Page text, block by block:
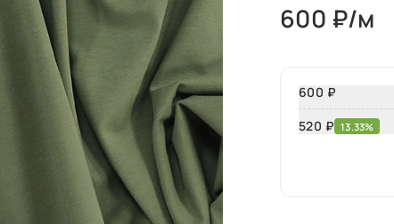
600 ₽/м
600 ₽
520 ₽ 13.33%